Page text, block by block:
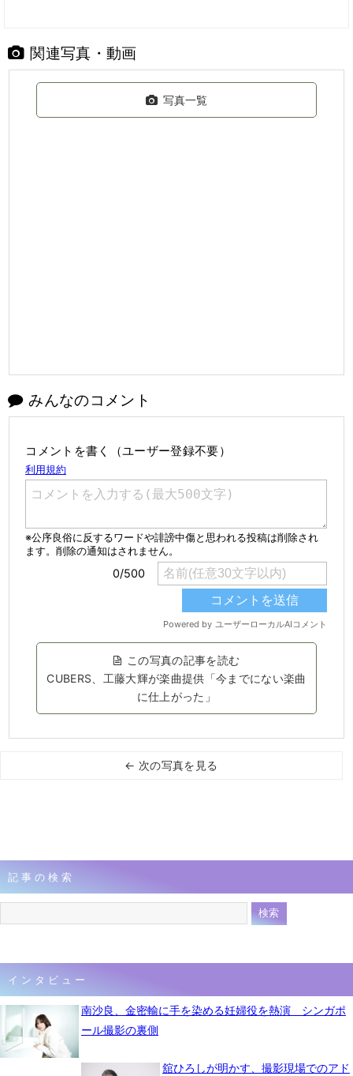
関連写真・動画
写真一覧
みんなのコメント
コメントを書く（ユーザー登録不要）
この写真の記事を読む
CUBERS、工藤大輝が楽曲提供「今までにない楽曲
に仕上がった」
← 次の写真を見る
記事の検索
インタビュー
南沙良、金密輸に手を染める妊婦役を熱演 シンガポ
ール撮影の裏側
舘ひろしが明かす、撮影現場でのアド